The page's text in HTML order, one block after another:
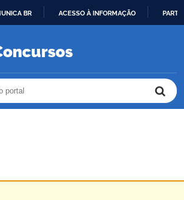
O
BR ACESSO À INFORMAÇÃO